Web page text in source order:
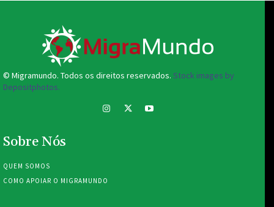
© Migramundo. Todos os direitos reservados. Stock images by
Depositphotos.
Sobre Nós
QUEM SOMOS
COMO APOIAR O MIGRAMUNDO